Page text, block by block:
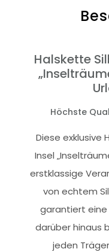
Halskette
Höchste
Diese exklusive
Insel
erstklassige
von echtem
garantiert
darüber hinaus
jeden